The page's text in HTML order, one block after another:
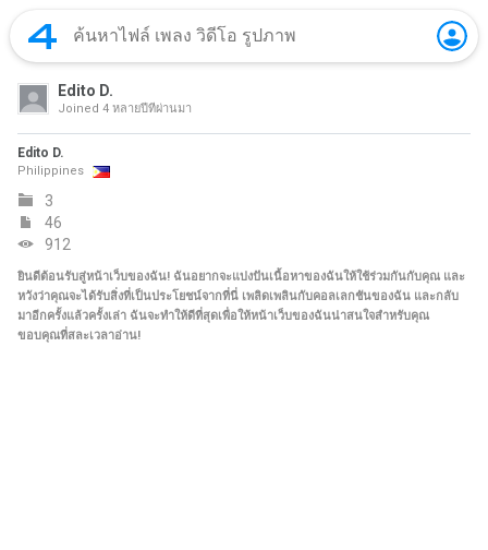
Edito D.
Joined 4 หลายปีที่ผ่านมา
Edito D.
Philippines
3
46
912
ยินดีต้อนรับสู่หน้าเว็บของฉัน! ฉันอยากจะแบ่งปันเนื้อหาของฉันให้ใช้ร่วมกันกับคุณ และ
หวังว่าคุณจะได้รับสิ่งที่เป็นประโยชน์จากที่นี่ เพลิดเพลินกับคอลเลกชันของฉัน และกลับ
มาอีกครั้งแล้วครั้งเล่า ฉันจะทำให้ดีที่สุดเพื่อให้หน้าเว็บของฉันน่าสนใจสำหรับคุณ
ขอบคุณที่สละเวลาอ่าน!